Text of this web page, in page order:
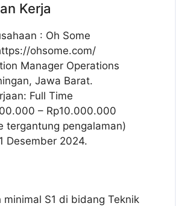
Kerja
: Oh Some
ohsome.com/
Manager Operations
Jawa Barat.
Full Time
– Rp10.000.000
tergantung pengalaman)
Desember 2024.
minimal S1 di bidang Teknik